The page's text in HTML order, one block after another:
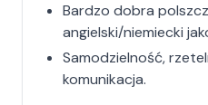
Bardzo dobra
angielski/niemiecki
Samodzielność,
komunikacja.